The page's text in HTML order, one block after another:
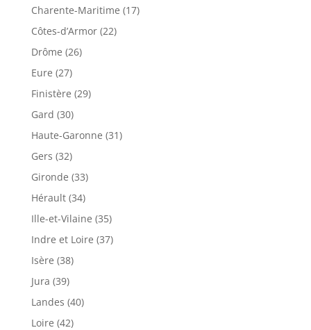
Charente-Maritime (17)
Côtes-d’Armor (22)
Drôme (26)
Eure (27)
Finistère (29)
Gard (30)
Haute-Garonne (31)
Gers (32)
Gironde (33)
Hérault (34)
Ille-et-Vilaine (35)
Indre et Loire (37)
Isère (38)
Jura (39)
Landes (40)
Loire (42)